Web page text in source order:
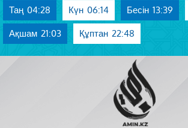
Таң 04:28 Күн 06:14 Бесін 13:39
Ақшам 21:03 Құптан 22:48